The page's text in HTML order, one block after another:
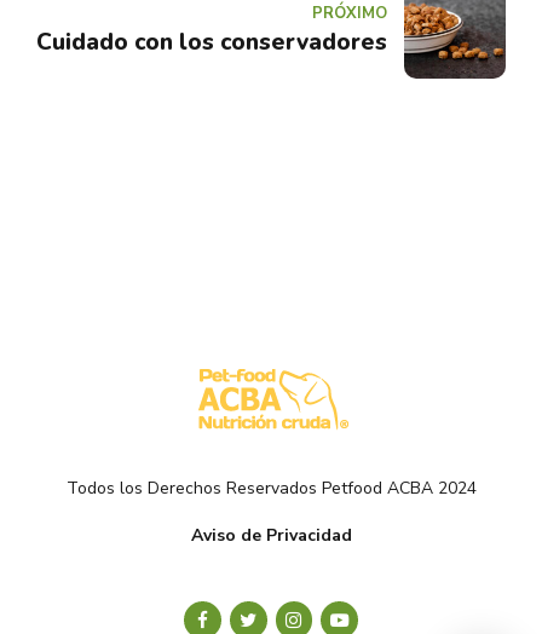
PRÓXIMO
Cuidado con los conservadores
Todos los Derechos Reservados Petfood ACBA 2024
Aviso de Privacidad